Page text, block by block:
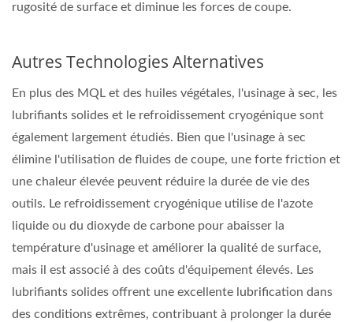
rugosité de surface et diminue les forces de coupe.
Autres Technologies Alternatives
En plus des MQL et des huiles végétales, l'usinage à sec, les
lubrifiants solides et le refroidissement cryogénique sont
également largement étudiés. Bien que l'usinage à sec
élimine l'utilisation de fluides de coupe, une forte friction et
une chaleur élevée peuvent réduire la durée de vie des
outils. Le refroidissement cryogénique utilise de l'azote
liquide ou du dioxyde de carbone pour abaisser la
température d'usinage et améliorer la qualité de surface,
mais il est associé à des coûts d'équipement élevés. Les
lubrifiants solides offrent une excellente lubrification dans
des conditions extrêmes, contribuant à prolonger la durée